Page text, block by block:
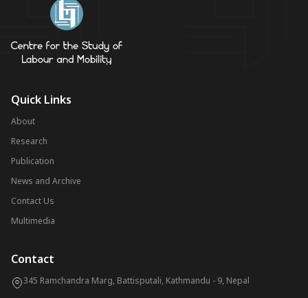
Quick Links
About
Research
Publication
News and Archive
Contact Us
Multimedia
Contact
345 Ramchandra Marg, Battisputali, Kathmandu - 9, Nepal